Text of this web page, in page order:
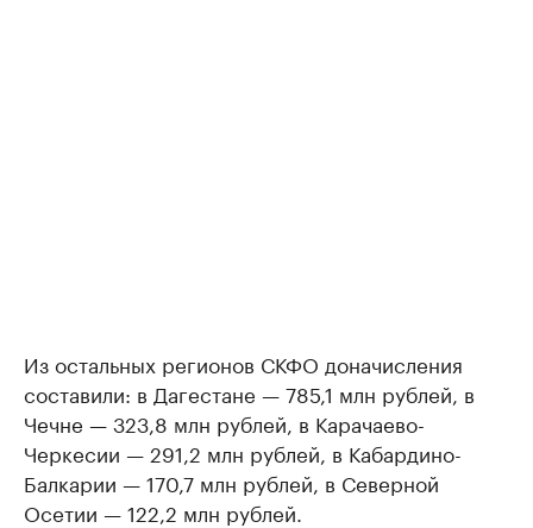
Из остальных регионов СКФО доначисления
составили: в Дагестане — 785,1 млн рублей, в
Чечне — 323,8 млн рублей, в Карачаево-
Черкесии — 291,2 млн рублей, в Кабардино-
Балкарии — 170,7 млн рублей, в Северной
Осетии — 122,2 млн рублей.